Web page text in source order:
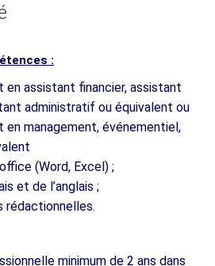
:
en assistant financier, assistant
administratif ou équivalent ou
en management, événementiel,
(Word, Excel) ;
et de l’anglais ;
rédactionnelles.
minimum de 2 ans dans